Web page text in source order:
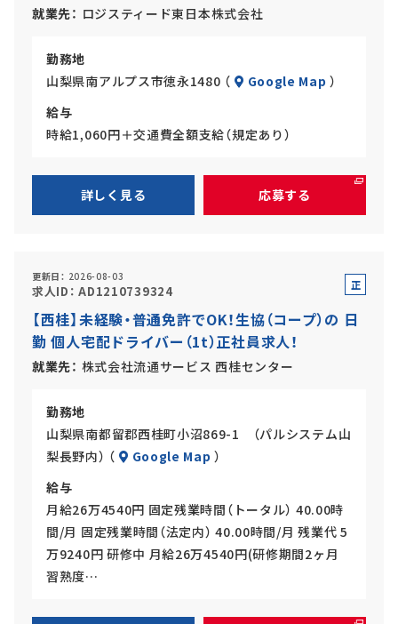
就業先 ロジスティード東日本株式会社
勤務地
山梨県南アルプス市徳永1480 （
Google Map ）
給与
時給1,060円＋交通費全額支給（規定あり）
詳しく見る 応募する
更新日 2026-08-03
求人ID AD1210739324
正
員
【西桂】未経験・普通免許でOK！生協（コープ）の 日
勤 個人宅配ドライバー（1t）正社員求人！
就業先 株式会社流通サービス 西桂センター
勤務地
山梨県南都留郡西桂町小沼869-1 （パルシステム山
梨長野内） （
Google Map ）
給与
月給26万4540円 固定残業時間（トータル） 40.00時
間/月 固定残業時間（法定内） 40.00時間/月 残業代 5
万9240円 研修中 月給26万4540円(研修期間2ヶ月
習熟度…